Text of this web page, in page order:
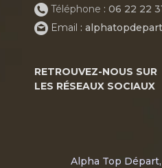
Téléphone : 06 22 22
Email :
RETROUVEZ-NOUS SUR
LES RÉSEAUX SOCIAUX
Alpha Top